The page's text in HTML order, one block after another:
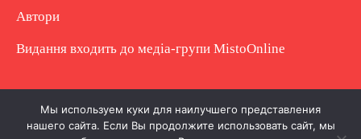
Автори
Видання входить до медіа-групи MistoOnline
Copyright © Повне використання матеріалу
заборонено. Частково можна з гіперпосиланням.
Мы используем куки для наилучшего представления
нашего сайта. Если Вы продолжите использовать сайт, мы